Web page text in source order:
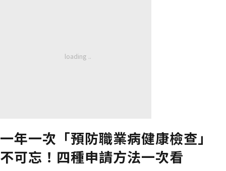
一年一次「預防職業病健康檢查」
不可忘！四種申請方法一次看